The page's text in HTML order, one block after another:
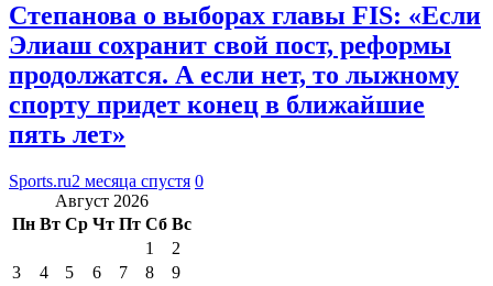
Степанова о выборах главы FIS: «Если
Элиаш сохранит свой пост, реформы
продолжатся. А если нет, то лыжному
спорту придет конец в ближайшие
пять лет»
Sports.ru2 месяца спустя 0
Август 2026
Пн Вт Ср Чт Пт Сб Вс
1
2
3
4 5 6 7 8
9